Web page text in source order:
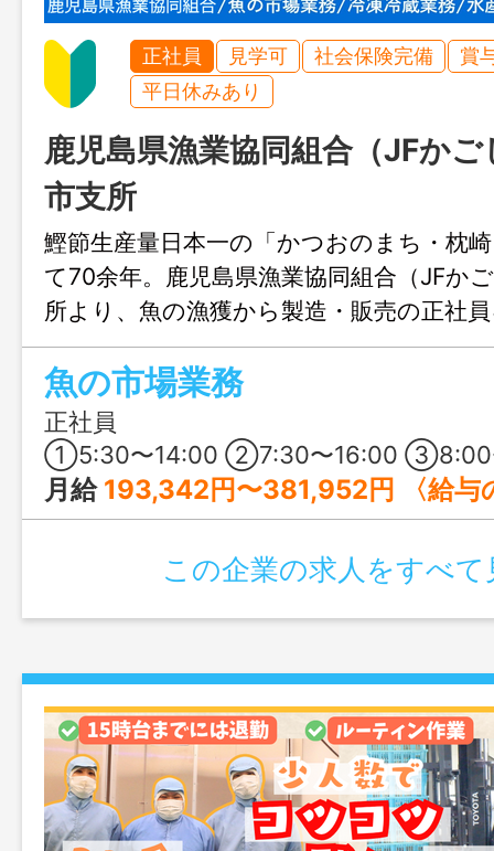
正社員 見学可 社会保険完備
賞
平日休みあり
鹿児島県漁業協同組合（JFか
市支所
鰹節生産量日本一の「かつおのまち・枕
て70余年。鹿児島県漁業協同組合（JFか
所より、魚の漁獲から製造・販売の正社
お魚が好き！漁師の仕事に興味がある！
盛り上げたい！そんな方に、まずは見学
でしょうか♪ 漁港の熱い職員さんたちの
見です！
魚の市場業務
正社員
①5:30〜14:00 ②7:30〜16:00 ③8:00〜17:00 または7:00〜15:30の時間の間の7時間程度 ※1年単位の変形労働時間
月給 193,342円〜381,952円 〈給与の内訳〉 基本給：174,000円〜350,000円 社会保険手当：9,222円〜10,282円 給食手当：10,120円〜21,670円 ※社会保険手当は、雇用保険・健康保険の本人負担分を補うものにな
この企業の求人をすべて